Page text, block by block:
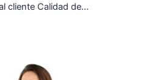
cliente Calidad de…